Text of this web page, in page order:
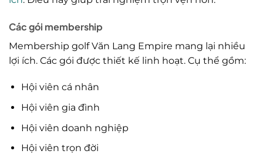
Các gói membership
Membership golf Văn Lang Empire mang lại nhiều
lợi ích. Các gói được thiết kế linh hoạt. Cụ thể gồm:
Hội viên cá nhân
Hội viên gia đình
Hội viên doanh nghiệp
Hội viên trọn đời